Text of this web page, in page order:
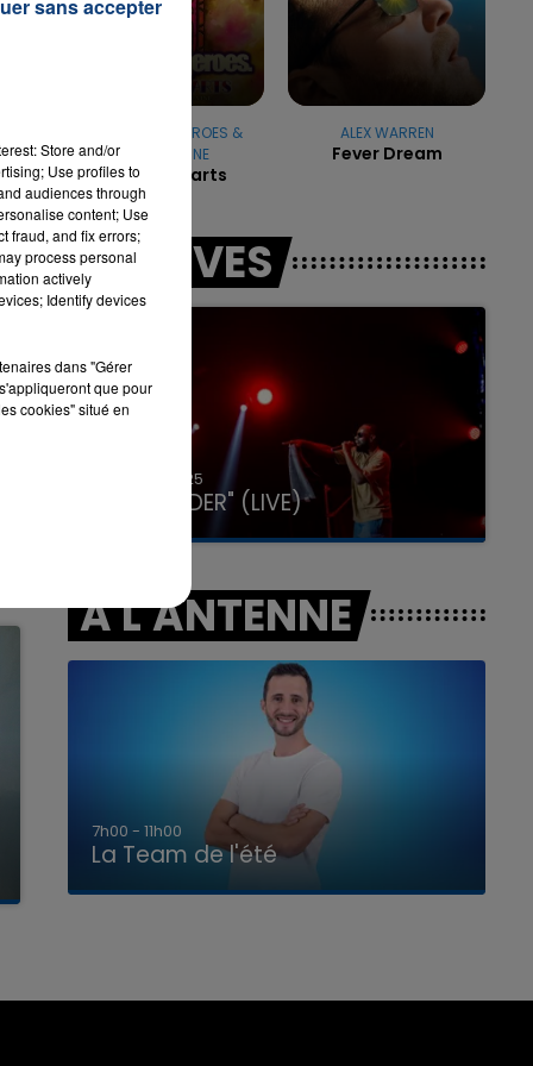
7h00 - 11h00
LA TEAM DE L'ÉTÉ
GYM CLASS HEROES &
ADAM LEVINE
Stereo Hearts
ALEX WARREN
Fever Dream
LES LIVES
31 janvier 2025
GIMS "SPIDER" (LIVE)
A L'ANTENNE
7h00 - 11h00
La Team de l'été
Store and/or
Use profiles to
audiences through
content; Use
fraud, and fix errors;
process personal
actively
Identify devices
dans "Gérer
que pour
cookies" situé en
sans accepter